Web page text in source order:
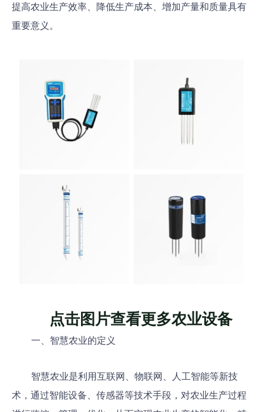
提高农业生产效率、降低生产成本、增加产量和质量具有
重要意义。
点击图片查看更多农业设备
一、智慧农业的定义
智慧农业是利用互联网、物联网、人工智能等新技
术，通过智能设备、传感器等技术手段，对农业生产过程